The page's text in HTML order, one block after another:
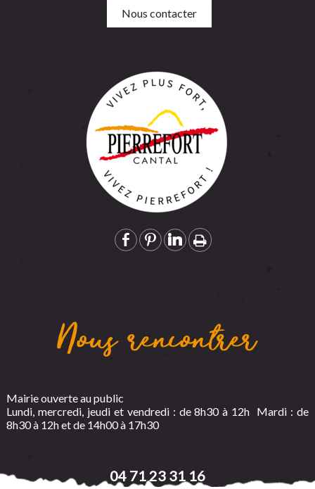
Nous contacter
Nous rencontrer
Mairie ouverte au public
Lundi, mercredi, jeudi et vendredi : de 8h30 à 12h Mardi : de
8h30 à 12h et de 14h00 à 17h30
04 71 23 31 16